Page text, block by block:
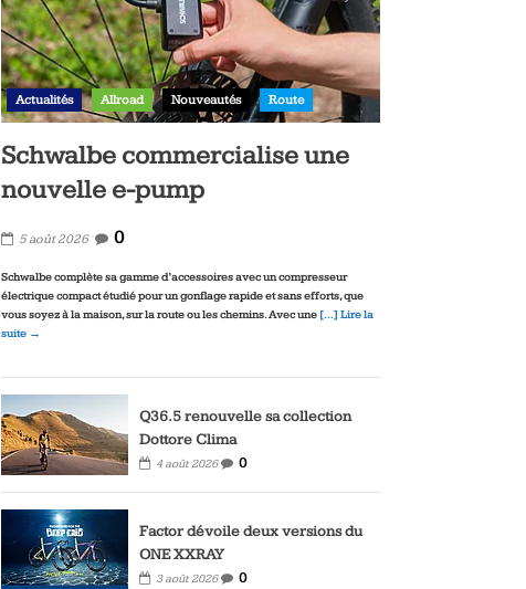
Actualités Allroad Nouveautés Route
Schwalbe commercialise une
nouvelle e-pump
5 août 2026 0
Schwalbe complète sa gamme d’accessoires avec un compresseur
électrique compact étudié pour un gonflage rapide et sans efforts, que
vous soyez à la maison, sur la route ou les chemins. Avec une […] Lire la
suite →
Q36.5 renouvelle sa collection
Dottore Clima
4 août 2026 0
Factor dévoile deux versions du
ONE XXRAY
3 août 2026 0